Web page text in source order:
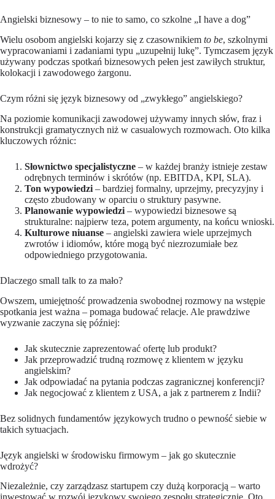
Angielski biznesowy – to nie to samo, co szkolne „I have a dog”
Wielu osobom angielski kojarzy się z czasownikiem to be, szkolnymi
wypracowaniami i zadaniami typu „uzupełnij lukę”. Tymczasem język
używany podczas spotkań biznesowych pełen jest zawiłych struktur,
kolokacji i zawodowego żargonu.
Czym różni się język biznesowy od „zwykłego” angielskiego?
Na poziomie komunikacji zawodowej używamy innych słów, fraz i
konstrukcji gramatycznych niż w casualowych rozmowach. Oto kilka
kluczowych różnic:
Słownictwo specjalistyczne – w każdej branży istnieje zestaw
odrębnych terminów i skrótów (np. EBITDA, KPI, SLA).
Ton wypowiedzi – bardziej formalny, uprzejmy, precyzyjny i
często zbudowany w oparciu o struktury pasywne.
Planowanie wypowiedzi – wypowiedzi biznesowe są
strukturalne: najpierw teza, potem argumenty, na końcu wnioski.
Kulturowe niuanse – angielski zawiera wiele uprzejmych
zwrotów i idiomów, które mogą być niezrozumiałe bez
odpowiedniego przygotowania.
Dlaczego small talk to za mało?
Owszem, umiejętność prowadzenia swobodnej rozmowy na wstępie
spotkania jest ważna – pomaga budować relacje. Ale prawdziwe
wyzwanie zaczyna się później:
Jak skutecznie zaprezentować ofertę lub produkt?
Jak przeprowadzić trudną rozmowę z klientem w języku
angielskim?
Jak odpowiadać na pytania podczas zagranicznej konferencji?
Jak negocjować z klientem z USA, a jak z partnerem z Indii?
Bez solidnych fundamentów językowych trudno o pewność siebie w
takich sytuacjach.
Język angielski w środowisku firmowym – jak go skutecznie
wdrożyć?
Niezależnie, czy zarządzasz startupem czy dużą korporacją – warto